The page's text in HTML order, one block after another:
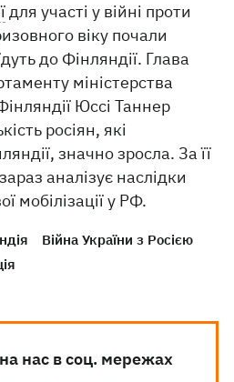
для участі у війні проти
віку почали
до Фінляндії. Глава
міністерства
Юссі Таннер
росіян, які
значно зросла. За її
аналізує наслідки
мобілізації у РФ.
Війна України з Росією
нас в соц. мережах